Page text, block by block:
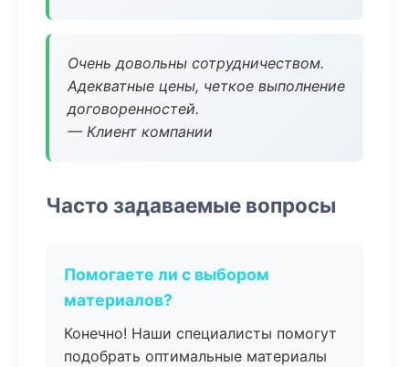
Очень довольны сотрудничеством.
Адекватные цены, четкое выполнение
договоренностей.
— Клиент компании
Часто задаваемые вопросы
Помогаете ли с выбором
материалов?
Конечно! Наши специалисты помогут
подобрать оптимальные материалы